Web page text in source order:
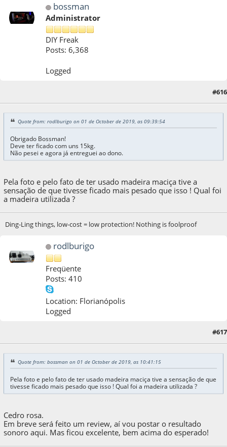
bossman
Administrator
DIY Freak
Posts: 6,368
Logged
#616
Quote from: rodlburigo on 01 de October de 2019, as 09:39:54
Obrigado Bossman!
Deve ter ficado com uns 15kg.
Não pesei e agora já entreguei ao dono.
Pela foto e pelo fato de ter usado madeira maciça tive a
sensação de que tivesse ficado mais pesado que isso ! Qual foi
a madeira utilizada ?
Ding-Ling things, low-cost = low protection! Nothing is foolproof
rodlburigo
Freqüente
Posts: 410
Location: Florianópolis
Logged
#617
Quote from: bossman on 01 de October de 2019, as 10:41:15
Pela foto e pelo fato de ter usado madeira maciça tive a sensação de que
tivesse ficado mais pesado que isso ! Qual foi a madeira utilizada ?
Cedro rosa.
Em breve será feito um review, aí vou postar o resultado
sonoro aqui. Mas ficou excelente, bem acima do esperado!